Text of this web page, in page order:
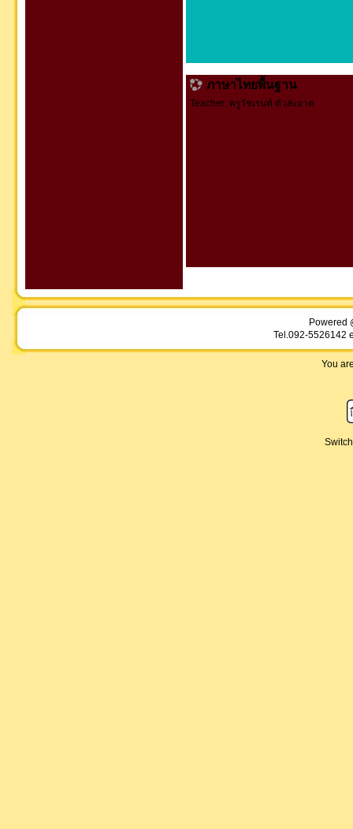
ภาษาไทยพื้นฐาน
Teacher: ครูวัชเรนท์ ตัวสะอาด
Powered
Tel.092-5526142
You